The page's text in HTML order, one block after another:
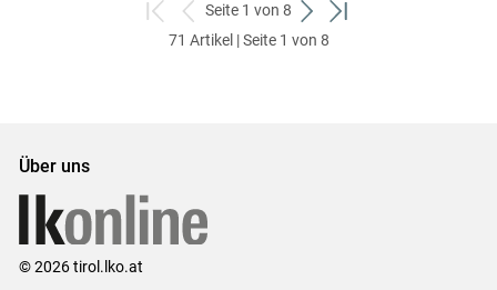
zum
ersten
zurück
zum
Seite 1 von 8
weiter
zum
zum
71 Artikel | Seite 1 von 8
Über uns
© 2026 tirol.lko.at